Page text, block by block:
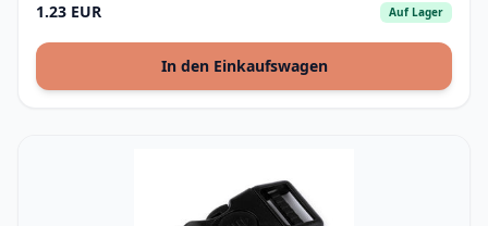
1.23 EUR Auf Lager
In den Einkaufswagen